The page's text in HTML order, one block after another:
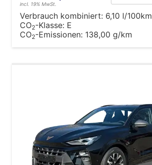
incl. 19% MwSt.
Verbrauch kombiniert: 6,10 l/100km
CO2-Klasse: E
CO2-Emissionen: 138,00 g/km